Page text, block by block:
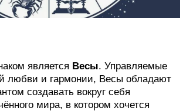
является Весы. Управляемые
любви и гармонии, Весы обладают
создавать вокруг себя
мира, в котором хочется